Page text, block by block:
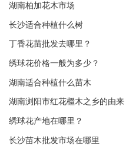
湖南柏加花木市场
长沙适合种植什么树
丁香花苗批发去哪里？
绣球花价格一般为多少？
湖南适合种植什么苗木
湖南浏阳市红花檵木之乡的由来
绣球花产地在哪里？
长沙苗木批发市场在哪里